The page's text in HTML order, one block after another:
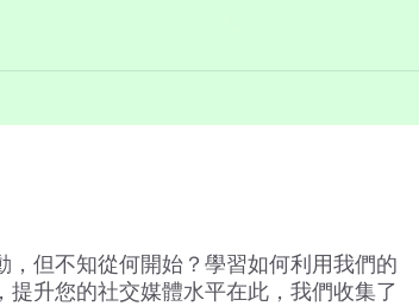
但不知從何開始？學習如何利用我們的
升您的社交媒體水平在此，我們收集了